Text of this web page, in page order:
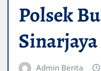
Polsek
Sinarjaya
Admin Berita